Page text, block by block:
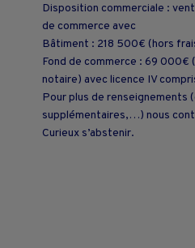
Disposition commerciale :
de commerce avec
Bâtiment : 218 500€ (hors
Fond de commerce : 69
notaire) avec licence IV
Pour plus de renseignements
supplémentaires,…) nous
Curieux s’abstenir.